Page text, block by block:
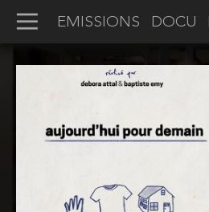
EMISSIONS DOCU